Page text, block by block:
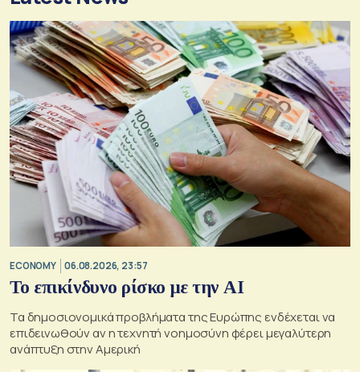
ECONOMY 06.08.2026, 23:57
Το επικίνδυνο ρίσκο με την ΑΙ
Τα δημοσιονομικά προβλήματα της Ευρώπης ενδέχεται να
επιδεινωθούν αν η τεχνητή νοημοσύνη φέρει μεγαλύτερη
ανάπτυξη στην Αμερική